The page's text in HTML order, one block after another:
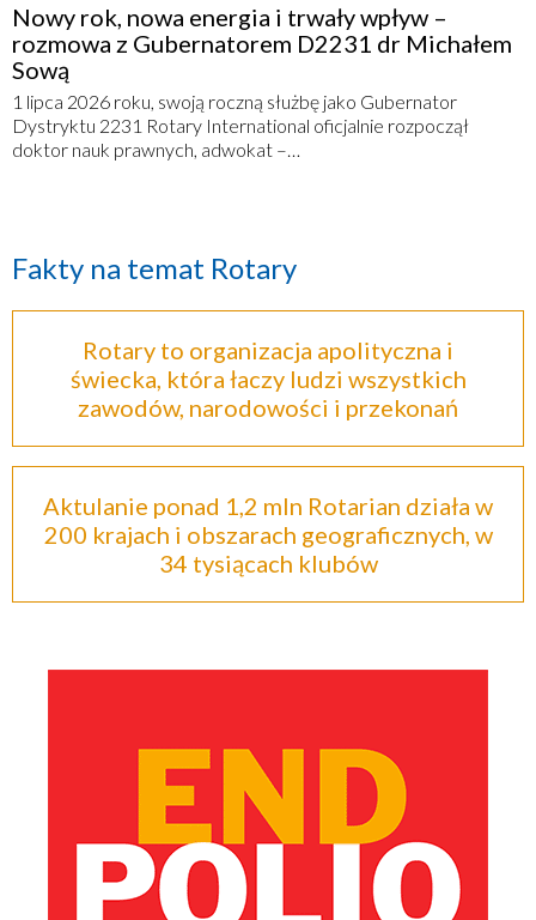
Nowy rok, nowa energia i trwały wpływ –
rozmowa z Gubernatorem D2231 dr Michałem
Sową
1 lipca 2026 roku, swoją roczną służbę jako Gubernator
Dystryktu 2231 Rotary International oficjalnie rozpoczął
doktor nauk prawnych, adwokat –…
Fakty na temat Rotary
Rotary to organizacja apolityczna i
świecka, która łaczy ludzi wszystkich
zawodów, narodowości i przekonań
Aktulanie ponad 1,2 mln Rotarian działa w
200 krajach i obszarach geograficznych, w
34 tysiącach klubów